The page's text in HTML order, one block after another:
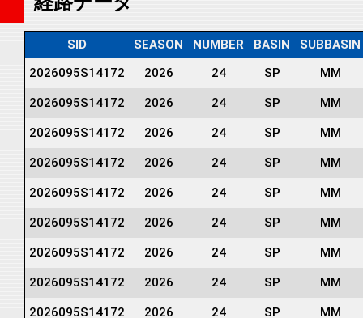
SID SEASON NUMBER BASIN
SUBBASIN
2026095S14172
2026 24 SP MM
2026095S14172 2026 24 SP MM
2026095S14172 2026 24 SP MM
2026095S14172 2026 24 SP MM
2026095S14172 2026 24 SP MM
2026095S14172 2026 24 SP MM
2026095S14172 2026 24 SP MM
2026095S14172 2026 24 SP MM
2026095S14172 2026 24 SP MM